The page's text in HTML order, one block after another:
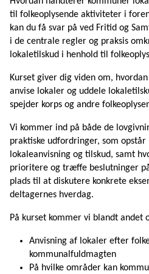
til folkeoplysende aktiviteter i
kan du få svar på ved Fritid og
i de centrale regler og praksis
lokaletilskud i henhold til
Kurset giver dig viden om,
anvise lokaler og uddele
spejder korps og andre
Vi kommer ind på både de
praktiske udfordringer, som
lokaleanvisning og tilskud, samt
prioritere og træffe beslutninger
plads til at diskutere konkrete
deltagernes hverdag.
På kurset kommer vi blandt andet
Anvisning af lokaler efter
kommunalfuldmagten
På hvilke områder kan